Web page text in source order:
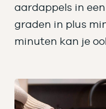
aardappels in
graden in plus
minuten kan je